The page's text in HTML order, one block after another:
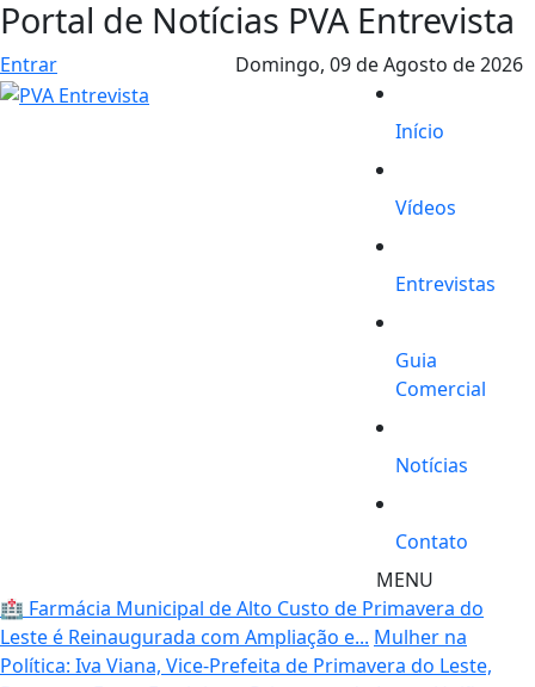
Portal de Notícias PVA Entrevista
Entrar Domingo, 09 de Agosto de 2026
Início
Vídeos
Entrevistas
Guia
Comercial
Notícias
Contato
MENU
🏥 Farmácia Municipal de Alto Custo de Primavera do
Leste é Reinaugurada com Ampliação e... Mulher na
Política: Iva Viana, Vice-Prefeita de Primavera do Leste,